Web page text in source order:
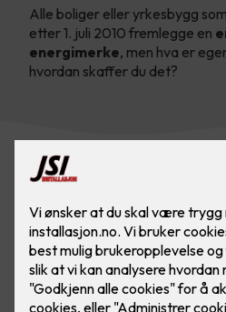
Alle boliger eller yrkesbygg
etter 1. juli 2010 fremlegge en
energimerke, men hva er
hvordan skaffer du det?